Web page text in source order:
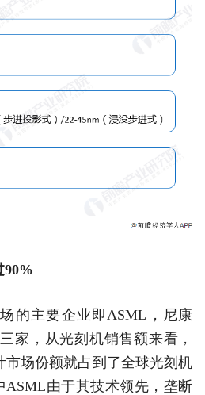
的主要企业即ASML，尼康
家，从光刻机销售额来看，
市场份额就占到了全球光刻机
ASML由于其技术领先，垄断